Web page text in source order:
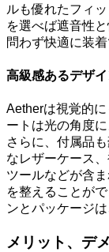
ルも優れたフィ
を選べば遮音性
問わず快適に装
高級感あるデザ
Aetherは視覚的
ートは光の角度
さらに、付属品
なレザーケース
ツールなどが含
を整えることが
ンとパッケージ
メリット、デ